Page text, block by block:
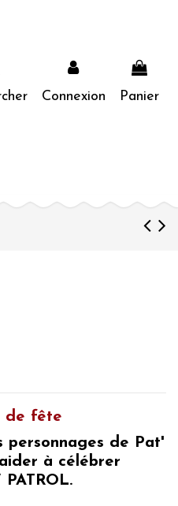
Connexion Panier
de fête
personnages de Pat'
à célébrer